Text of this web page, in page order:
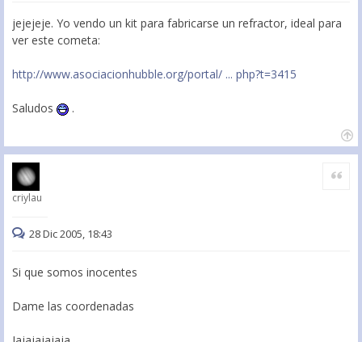
jejejeje. Yo vendo un kit para fabricarse un refractor, ideal para
ver este cometa:
http://www.asociacionhubble.org/portal/ ... php?t=3415
Saludos .
criylau
Citar
28 Dic 2005, 18:43
Si que somos inocentes
Dame las coordenadas